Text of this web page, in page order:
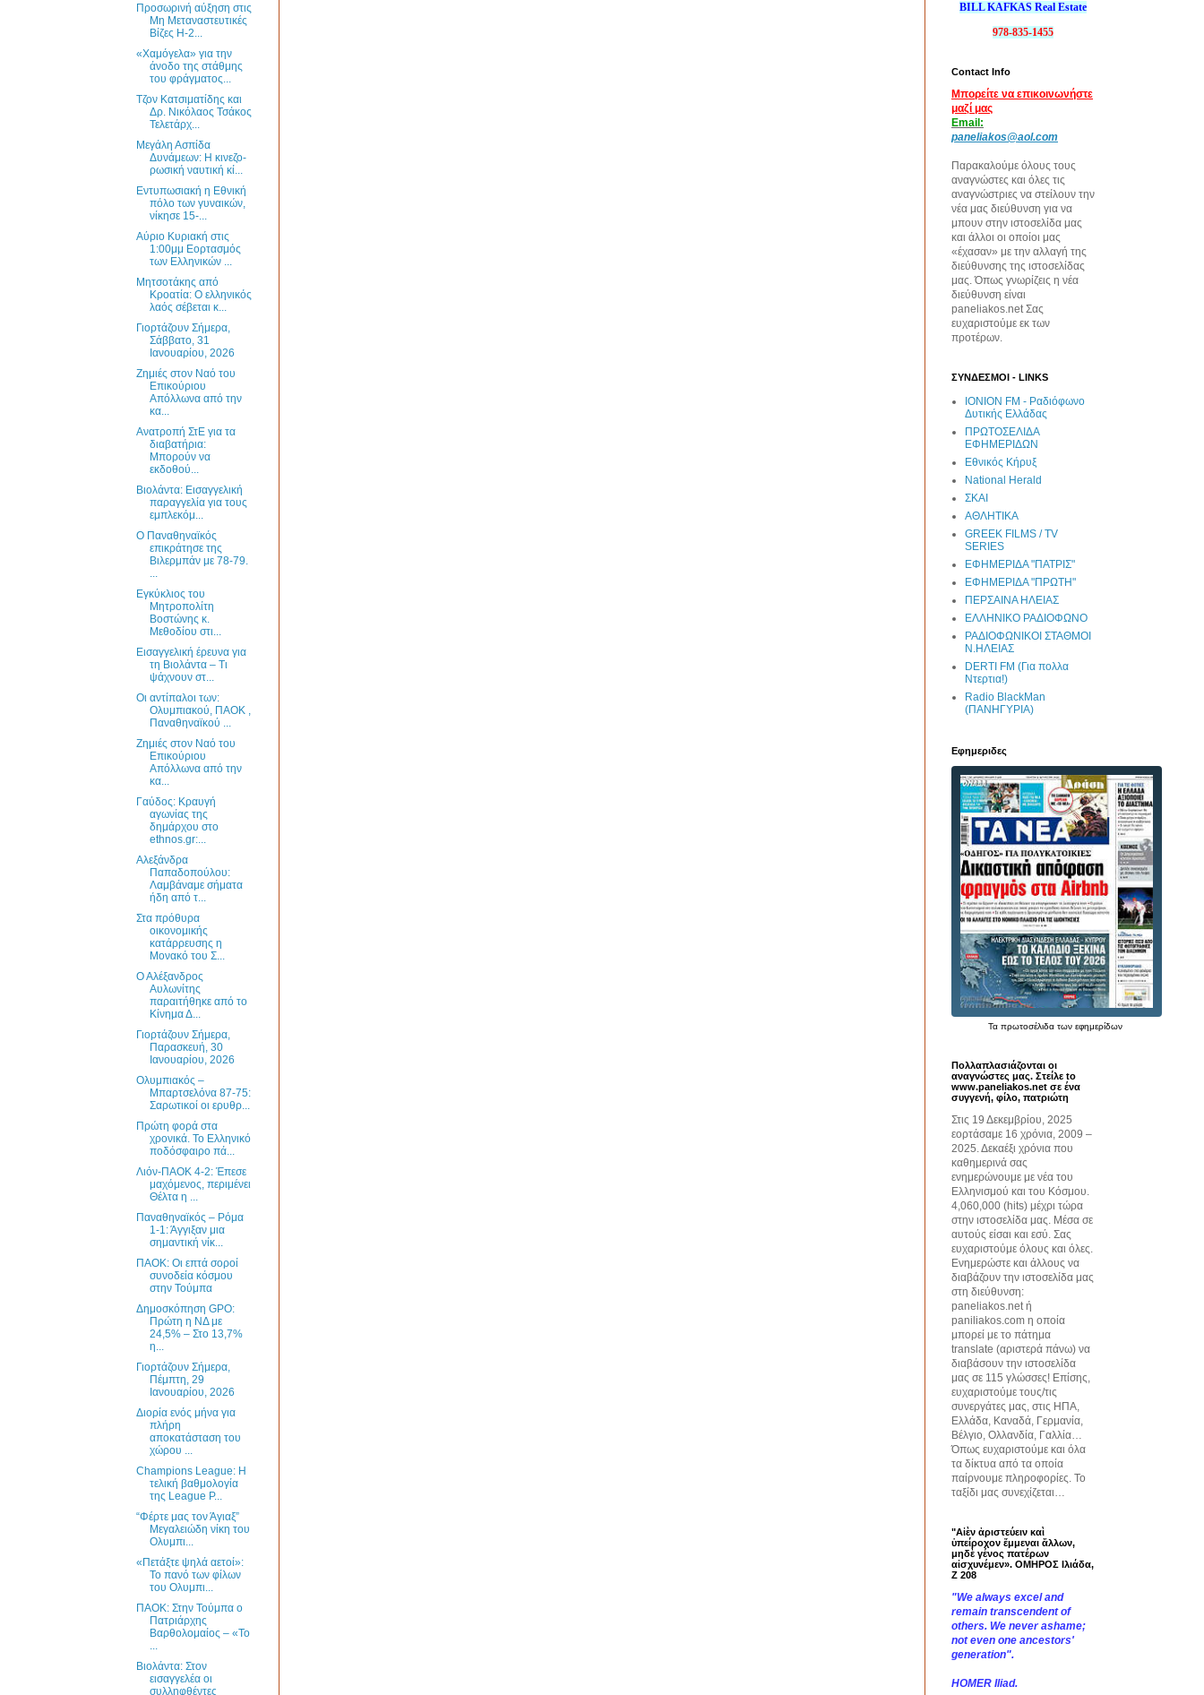
Προσωρινή αύξηση στις
Μη Μεταναστευτικές
Βίζες H-2...
«Χαμόγελα» για την
άνοδο της στάθμης
του φράγματος...
Τζον Κατσιματίδης και
Δρ. Νικόλαος Τσάκος
Τελετάρχ...
Μεγάλη Ασπίδα
Δυνάμεων: Η κινεζο-
ρωσική ναυτική κί...
Εντυπωσιακή η Εθνική
πόλο των γυναικών,
νίκησε 15-...
Αύριο Κυριακή στις
1:00μμ Εορτασμός
των Ελληνικών ...
Μητσοτάκης από
Κροατία: Ο ελληνικός
λαός σέβεται κ...
Γιορτάζουν Σήμερα,
Σάββατο, 31
Ιανουαρίου, 2026
Ζημιές στον Ναό του
Επικούριου
Απόλλωνα από την
κα...
Ανατροπή ΣτΕ για τα
διαβατήρια:
Μπορούν να
εκδοθού...
Βιολάντα: Εισαγγελική
παραγγελία για τους
εμπλεκόμ...
Ο Παναθηναϊκός
επικράτησε της
Βιλερμπάν με 78-79.
...
Εγκύκλιος του
Μητροπολίτη
Βοστώνης κ.
Μεθοδίου στι...
Εισαγγελική έρευνα για
τη Βιολάντα – Τι
ψάχνουν στ...
Οι αντίπαλοι των:
Ολυμπιακού, ΠΑΟΚ ,
Παναθηναϊκού ...
Ζημιές στον Ναό του
Επικούριου
Απόλλωνα από την
κα...
Γαύδος: Κραυγή
αγωνίας της
δημάρχου στο
ethnos.gr:...
Αλεξάνδρα
Παπαδοπούλου:
Λαμβάναμε σήματα
ήδη από τ...
Στα πρόθυρα
οικονομικής
κατάρρευσης η
Μονακό του Σ...
Ο Αλέξανδρος
Αυλωνίτης
παραιτήθηκε από το
Κίνημα Δ...
Γιορτάζουν Σήμερα,
Παρασκευή, 30
Ιανουαρίου, 2026
Ολυμπιακός –
Μπαρτσελόνα 87-75:
Σαρωτικοί οι ερυθρ...
Πρώτη φορά στα
χρονικά. Το Ελληνικό
ποδόσφαιρο πά...
Λιόν-ΠΑΟΚ 4-2: Έπεσε
μαχόμενος, περιμένει
Θέλτα η ...
Παναθηναϊκός – Ρόμα
1-1: Άγγιξαν μια
σημαντική νίκ...
ΠΑΟΚ: Οι επτά σοροί
συνοδεία κόσμου
στην Τούμπα
Δημοσκόπηση GPO:
Πρώτη η ΝΔ με
24,5% – Στο 13,7%
η...
Γιορτάζουν Σήμερα,
Πέμπτη, 29
Ιανουαρίου, 2026
Διορία ενός μήνα για
πλήρη
αποκατάσταση του
χώρου ...
Champions League: Η
τελική βαθμολογία
της League P...
“Φέρτε μας τον Άγιαξ”
Μεγαλειώδη νίκη του
Ολυμπι...
«Πετάξτε ψηλά αετοί»:
Το πανό των φίλων
του Ολυμπι...
ΠΑΟΚ: Στην Τούμπα ο
Πατριάρχης
Βαρθολομαίος – «Το
...
Βιολάντα: Στον
εισαγγελέα οι
συλληφθέντες
BILL KAFKAS Real Estate
978-835-1455
Contact Info
Μπορείτε να επικοινωνήστε
μαζί μας
Email:
paneliakos@aol.com
Παρακαλούμε όλους τους
αναγνώστες και όλες τις
αναγνώστριες να στείλουν την
νέα μας διεύθυνση για να
μπουν στην ιστοσελίδα μας
και άλλοι οι οποίοι μας
«έχασαν» με την αλλαγή της
διεύθυνσης της ιστοσελίδας
μας. Όπως γνωρίζεις η νέα
διεύθυνση είναι
paneliakos.net Σας
ευχαριστούμε εκ των
προτέρων.
ΣΥΝΔΕΣΜΟΙ - LINKS
IONION FM - Ραδιόφωνο
Δυτικής Ελλάδας
ΠΡΩΤΟΣΕΛΙΔΑ
ΕΦΗΜΕΡΙΔΩΝ
Εθνικός Κήρυξ
National Herald
ΣΚΑΙ
ΑΘΛΗΤΙΚΑ
GREEK FILMS / TV
SERIES
ΕΦΗΜΕΡΙΔΑ "ΠΑΤΡΙΣ"
ΕΦΗΜΕΡΙΔΑ "ΠΡΩΤΗ"
ΠΕΡΣΑΙΝΑ ΗΛΕΙΑΣ
ΕΛΛΗΝΙΚΟ ΡΑΔΙΟΦΩΝΟ
ΡΑΔΙΟΦΩΝΙΚΟΙ ΣΤΑΘΜΟΙ
Ν.ΗΛΕΙΑΣ
DERTI FM (Για πολλα
Ντερτια!)
Radio BlackMan
(ΠΑΝΗΓΥΡΙΑ)
Εφημεριδες
Τα πρωτοσέλιδα των εφημερίδων
Πολλαπλασιάζονται οι
αναγνώστες μας. Στείλε to
www.paneliakos.net σε ένα
συγγενή, φίλο, πατριώτη
Στις 19 Δεκεμβρίου, 2025
εορτάσαμε 16 χρόνια, 2009 –
2025. Δεκαέξι χρόνια που
καθημερινά σας
ενημερώνουμε με νέα του
Ελληνισμού και του Κόσμου.
4,060,000 (hits) μέχρι τώρα
στην ιστοσελίδα μας. Μέσα σε
αυτούς είσαι και εσύ. Σας
ευχαριστούμε όλους και όλες.
Ενημερώστε και άλλους να
διαβάζουν την ιστοσελίδα μας
στη διεύθυνση:
paneliakos.net ή
paniliakos.com η οποία
μπορεί με το πάτημα
translate (αριστερά πάνω) να
διαβάσουν την ιστοσελίδα
μας σε 115 γλώσσες! Επίσης,
ευχαριστούμε τους/τις
συνεργάτες μας, στις ΗΠΑ,
Ελλάδα, Καναδά, Γερμανία,
Βέλγιο, Ολλανδία, Γαλλία…
Όπως ευχαριστούμε και όλα
τα δίκτυα από τα οποία
παίρνουμε πληροφορίες. Το
ταξίδι μας συνεχίζεται…
"Αἰὲν ἀριστεύειν καὶ
ὑπείροχον ἔμμεναι ἄλλων,
μηδὲ γένος πατέρων
αἰσχυνέμεν». ΟΜΗΡΟΣ Ιλιάδα,
Ζ 208
"We always excel and
remain transcendent of
others. We never ashame;
not even one ancestors'
generation".
HOMER Iliad.